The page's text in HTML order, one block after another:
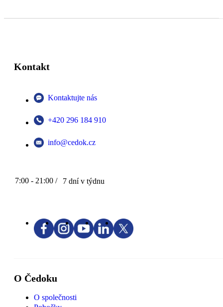
Kontakt
Kontaktujte nás
+420 296 184 910
info@cedok.cz
7:00 - 21:00 / 7 dní v týdnu
O Čedoku
O společnosti